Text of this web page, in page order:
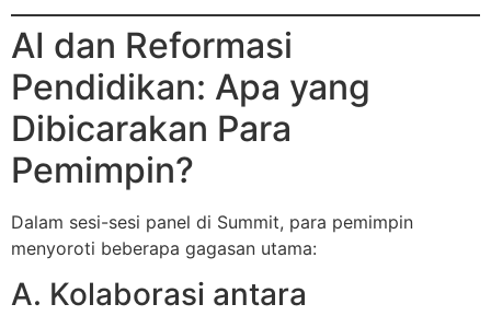
AI dan Reformasi
Pendidikan: Apa yang
Dibicarakan Para
Pemimpin?
Dalam sesi-sesi panel di Summit, para pemimpin
menyoroti beberapa gagasan utama:
A. Kolaborasi antara